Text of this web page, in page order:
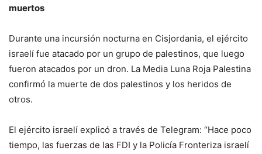
muertos
Durante una incursión nocturna en Cisjordania, el ejército
israelí fue atacado por un grupo de palestinos, que luego
fueron atacados por un dron. La Media Luna Roja Palestina
confirmó la muerte de dos palestinos y los heridos de
otros.
El ejército israelí explicó a través de Telegram: “Hace poco
tiempo, las fuerzas de las FDI y la Policía Fronteriza israelí